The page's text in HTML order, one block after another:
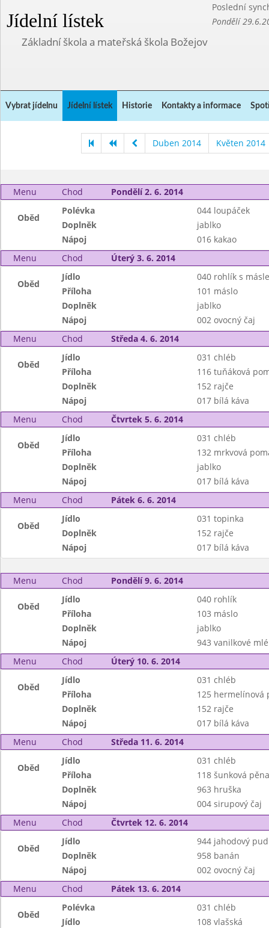
Jídelní lístek
Poslední
Pondělí
Základní škola a mateřská škola Božejov
Vybrat jídelnu Jídelní lístek Historie Kontakty a informace
Duben 2014 Květen 2014
Menu Chod Pondělí 2. 6. 2014
Oběd
Polévka
044 loupáček
Doplněk
jablko
Nápoj
016 kakao
Menu
Chod Úterý 3. 6. 2014
Oběd
Jídlo
040 rohlík s
Příloha
101 máslo
Doplněk
jablko
Nápoj
002 ovocný čaj
Menu
Chod Středa 4. 6. 2014
Oběd
Jídlo
031 chléb
Příloha
116 tuňáková
Doplněk
152 rajče
Nápoj
017 bílá káva
Menu
Chod Čtvrtek 5. 6. 2014
Oběd
Jídlo
031 chléb
Příloha
132 mrkvová
Doplněk
jablko
Nápoj
017 bílá káva
Menu
Chod Pátek 6. 6. 2014
Oběd
Jídlo
031 topinka
Doplněk
152 rajče
Nápoj
017 bílá káva
Menu Chod Pondělí 9. 6. 2014
Oběd
Jídlo
040 rohlík
Příloha
103 máslo
Doplněk
jablko
Nápoj
943 vanilkové
Menu
Chod Úterý 10. 6. 2014
Oběd
Jídlo
031 chléb
Příloha
125 hermelínová
Doplněk
152 rajče
Nápoj
017 bílá káva
Menu
Chod Středa 11. 6. 2014
Oběd
Jídlo
031 chléb
Příloha
118 šunková pěna
Doplněk
963 hruška
Nápoj
004 sirupový čaj
Menu
Chod Čtvrtek 12. 6. 2014
Oběd
Jídlo
944 jahodový
Doplněk
958 banán
Nápoj
002 ovocný čaj
Menu
Chod Pátek 13. 6. 2014
Oběd
Polévka
031 chléb
Jídlo
108 vlašská